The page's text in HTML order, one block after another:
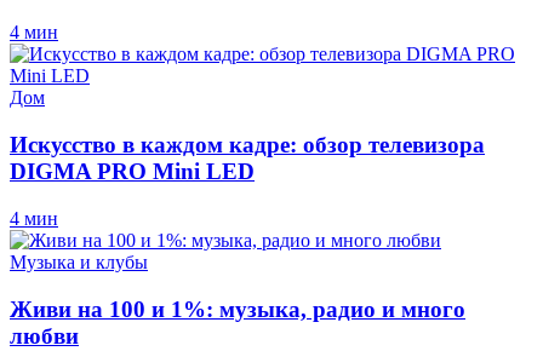
4 мин
Дом
Искусство в каждом кадре: обзор телевизора
DIGMA PRO Mini LED
4 мин
Музыка и клубы
Живи на 100 и 1%: музыка, радио и много
любви